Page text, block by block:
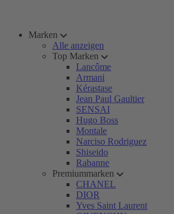
Marken
Alle anzeigen
Top Marken
Lancôme
Armani
Kérastase
Jean Paul Gaultier
SENSAI
Hugo Boss
Montale
Narciso Rodriguez
Shiseido
Rabanne
Premiummarken
CHANEL
DIOR
Yves Saint Laurent